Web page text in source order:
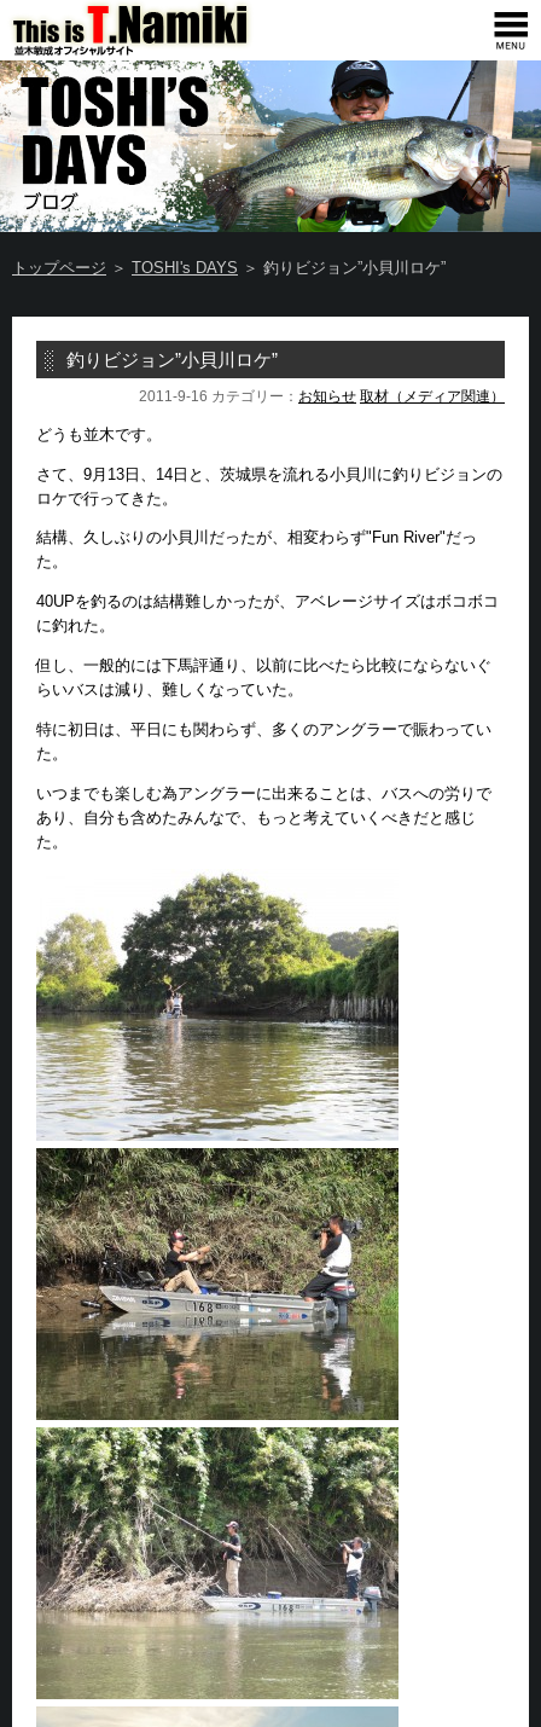
トップページ ＞ TOSHI's DAYS ＞ 釣りビジョン”小貝川ロケ”
釣りビジョン”小貝川ロケ”
2011-9-16 カテゴリー： お知らせ 取材（メディア関連）
どうも並木です。
さて、9月13日、14日と、茨城県を流れる小貝川に釣りビジョンの
ロケで行ってきた。
結構、久しぶりの小貝川だったが、相変わらず"Fun River"だっ
た。
40UPを釣るのは結構難しかったが、アベレージサイズはボコボコ
に釣れた。
但し、一般的には下馬評通り、以前に比べたら比較にならないぐ
らいバスは減り、難しくなっていた。
特に初日は、平日にも関わらず、多くのアングラーで賑わってい
た。
いつまでも楽しむ為アングラーに出来ることは、バスへの労りで
あり、自分も含めたみんなで、もっと考えていくべきだと感じ
た。